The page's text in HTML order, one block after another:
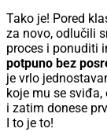
Tako je! Pored
za novo, odlučili
proces i ponuditi
potpuno bez
je vrlo
koje mu se
i zatim donese
I to je to!